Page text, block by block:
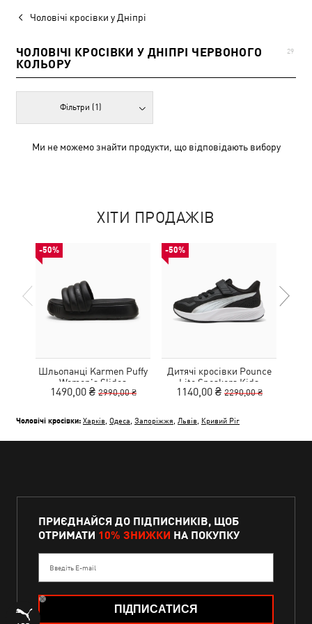
Чоловічі кросівки у Дніпрі
ЧОЛОВІЧІ КРОСІВКИ У ДНІПРІ ЧЕРВОНОГО
КОЛЬОРУ
29
Фільтри (1)
Ми не можемо знайти продукти, що відповідають вибору
ХІТИ ПРОДАЖІВ
-50%
Шльопанці Karmen Puffy
Women's Slides
1490,00 ₴ 2990,00 ₴
-50%
Дитячі кросівки Pounce
Lite Sneakers Kids
1140,00 ₴ 2290,00 ₴
Чоловічі кросівки: Харків Одеса Запоріжжя Львів Кривий Ріг
ПРИЄДНАЙСЯ ДО ПІДПИСНИКІВ, ЩОБ
ОТРИМАТИ 10% ЗНИЖКИ НА ПОКУПКУ
Введіть E-mail
ПІДПИСАТИСЯ